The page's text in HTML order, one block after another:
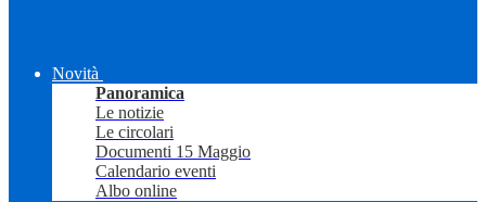
Novità
Panoramica
Le notizie
Le circolari
Documenti 15 Maggio
Calendario eventi
Albo online